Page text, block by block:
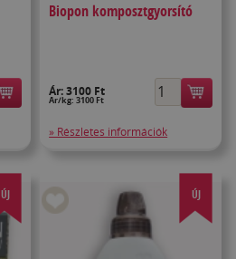
Biopon komposztgyorsító
Ár:3100 Ft
Ár/kg: 3100 Ft
» Részletes információk
ÚJ ÚJ